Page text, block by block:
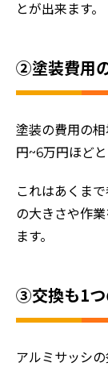
とが出来ます。
②塗装費用
塗装の費用の
円~6万円ほどと
これはあくま
の大きさや作
ます。
③交換も1
アルミサッシ